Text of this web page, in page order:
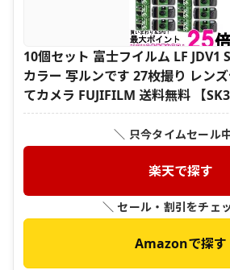
10個セット 富士フイルム LF JDV1
カラー 写ルンです 27枚撮り レン
てカメラ FUJIFILM 送料無料 【
＼ 只今タイムセール
楽天で探す
＼ セール・割引をチェ
Amazonで探す